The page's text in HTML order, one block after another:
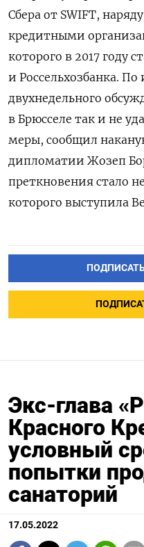
Сбера от SWIFT,
кредитными
которого в 2017 году
и Россельхозбанка.
двухнедельного
в Брюсселе так и не
меры, сообщил
дипломатии Жозеп
преткновения стало
которого выступила
Экс-глава
Красного
условный
попытки
санаторий
17.05.2022